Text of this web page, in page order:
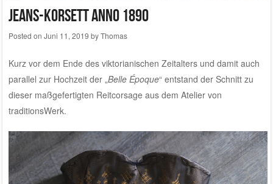
Jeans-Korsett anno 1890
Posted on Juni 11, 2019 byThomas
Kurz vor dem Ende des viktorianischen Zeitalters und damit auch
parallel zur Hochzeit der „Belle Époque“ entstand der Schnitt zu
dieser maßgefertigten Reitcorsage aus dem Atelier von
traditionsWerk.